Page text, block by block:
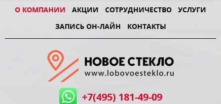
О КОМПАНИИ АКЦИИ СОТРУДНИЧЕСТВО
УСЛУГИ
ЗАПИСЬ ОН-ЛАЙН
КОНТАКТЫ
+7(495) 181-49-09